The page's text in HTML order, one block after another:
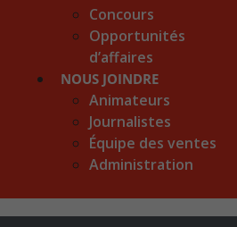
Concours
Opportunités
d’affaires
NOUS JOINDRE
Animateurs
Journalistes
Équipe des ventes
Administration